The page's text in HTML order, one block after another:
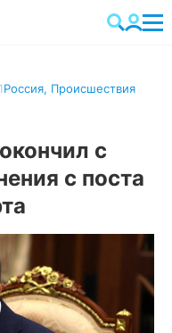
Россия, Происшествия
с
с поста